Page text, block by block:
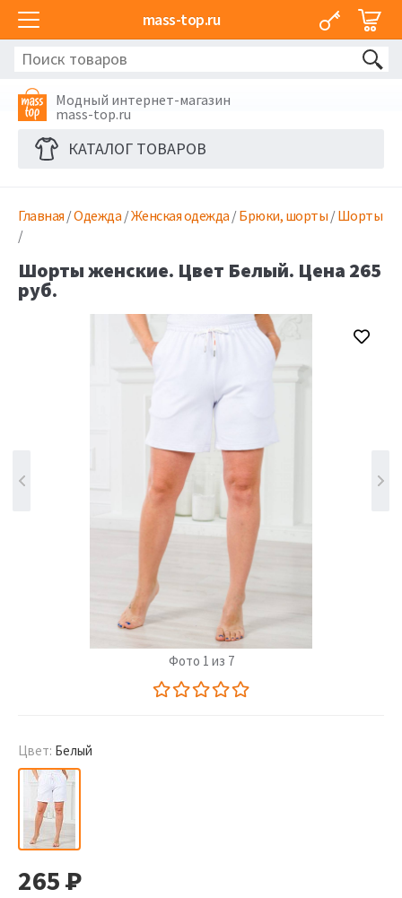
mass-top.ru
Модный интернет-магазин
mass-top.ru
КАТАЛОГ ТОВАРОВ
Главная /Одежда /Женская одежда /Брюки, шорты /Шорты
/
Шорты женские. Цвет Белый. Цена 265
руб.
Фото 1 из 7
Цвет: Белый
265Р